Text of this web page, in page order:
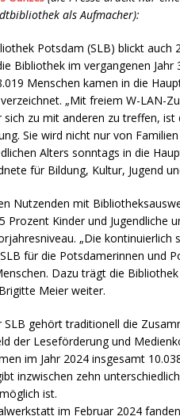
als Aufmacher):
Potsdam (SLB) blickt auch
Bibliothek im vergangenen
Menschen kamen in die
„Mit freiem W-LAN-
zu mit anderen zu treffen,
Sie wird nicht nur von
Alters sonntags in die
für Bildung, Kultur, Jugend
Nutzenden mit
Prozent Kinder und Jugendliche
„Die kontinuierlich
für die Potsdamerinnen und
Dazu trägt die
Meier weiter.
SLB gehört traditionell die
der Leseförderung und
im Jahr 2024 insgesamt
inzwischen zehn
ist.
im Februar 2024